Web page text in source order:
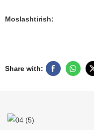
Moslashtirish:
Share with: